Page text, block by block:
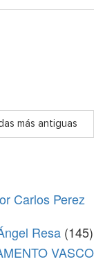
más antiguas
Carlos Perez
Resa (145)
VASCO